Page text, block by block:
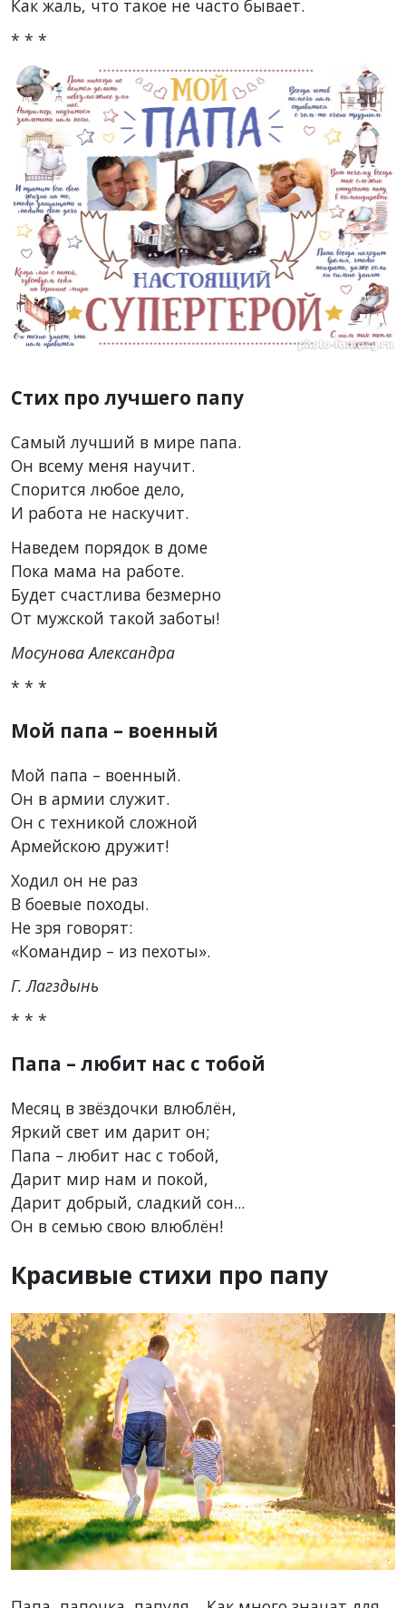
Как жаль, что такое не часто бывает.
* * *
Стих про лучшего папу
Самый лучший в мире папа.
Он всему меня научит.
Спорится любое дело,
И работа не наскучит.
Наведем порядок в доме
Пока мама на работе.
Будет счастлива безмерно
От мужской такой заботы!
Мосунова Александра
* * *
Мой папа – военный
Мой папа – военный.
Он в армии служит.
Он с техникой сложной
Армейскою дружит!
Ходил он не раз
В боевые походы.
Не зря говорят:
«Командир – из пехоты».
Г. Лагздынь
* * *
Папа – любит нас с тобой
Месяц в звёздочки влюблён,
Яркий свет им дарит он;
Папа – любит нас с тобой,
Дарит мир нам и покой,
Дарит добрый, сладкий сон...
Он в семью свою влюблён!
Красивые стихи про папу